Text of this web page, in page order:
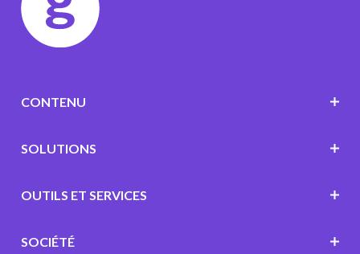
CONTENU
SOLUTIONS
OUTILS ET SERVICES
SOCIÉTÉ